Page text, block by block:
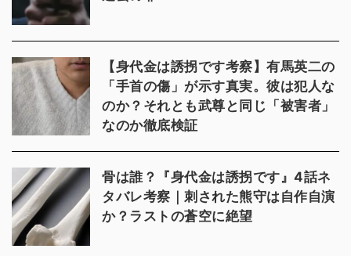
【身代金は誘拐です考察】有馬英二の
「手首の傷」が示す真実。彼は犯人な
のか？それとも武尊と同じ「被害者」
なのか徹底検証
骨は誰？『身代金は誘拐です』4話ネ
タバレ考察｜刺された熊守は自作自演
か？ラストの蒼空に絶望